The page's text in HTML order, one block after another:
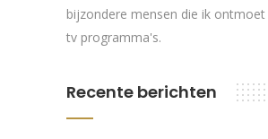
bijzondere mensen die ik
tv programma's.
Recente berichten